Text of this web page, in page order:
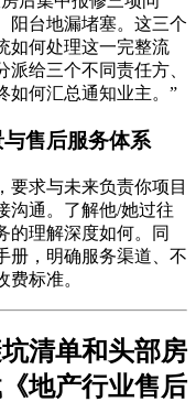
阳台地漏堵塞。这三个
如何处理这一完整流
给三个不同责任方、
如何汇总通知业主。”
售后服务体系
要求与未来负责你项目
沟通。了解他/她过往
的理解深度如何。同
册，明确服务渠道、不
标准。
清单和头部房
地产行业售后